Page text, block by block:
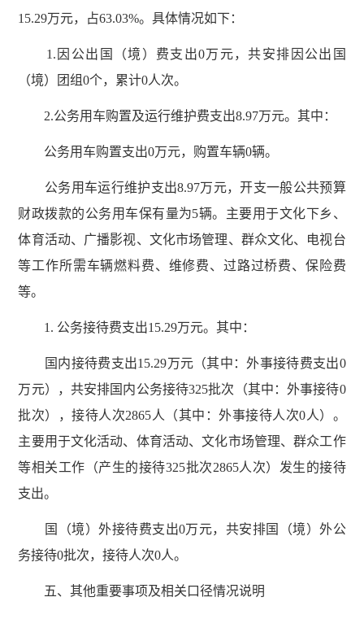
15.29万元，占63.03%。具体情况如下：
1.因公出国（境）费支出0万元，共安排因公出国
（境）团组0个，累计0人次。
2.公务用车购置及运行维护费支出8.97万元。其中：
公务用车购置支出0万元，购置车辆0辆。
公务用车运行维护支出8.97万元，开支一般公共预算
财政拨款的公务用车保有量为5辆。主要用于文化下乡、
体育活动、广播影视、文化市场管理、群众文化、电视台
等工作所需车辆燃料费、维修费、过路过桥费、保险费
等。
1. 公务接待费支出15.29万元。其中：
国内接待费支出15.29万元（其中：外事接待费支出0
万元），共安排国内公务接待325批次（其中：外事接待0
批次），接待人次2865人（其中：外事接待人次0人）。
主要用于文化活动、体育活动、文化市场管理、群众工作
等相关工作（产生的接待325批次2865人次）发生的接待
支出。
国（境）外接待费支出0万元，共安排国（境）外公
务接待0批次，接待人次0人。
五、其他重要事项及相关口径情况说明